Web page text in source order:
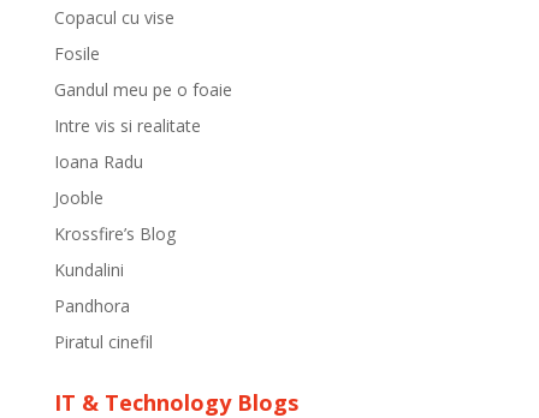
Copacul cu vise
Fosile
Gandul meu pe o foaie
Intre vis si realitate
Ioana Radu
Jooble
Krossfire’s Blog
Kundalini
Pandhora
Piratul cinefil
IT & Technology Blogs